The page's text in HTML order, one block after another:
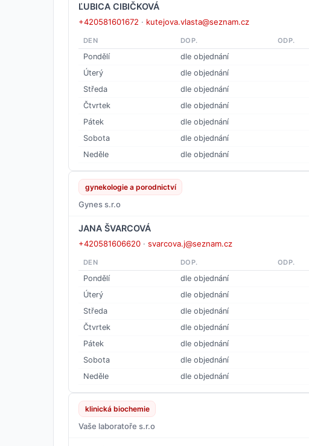
ĽUBICA CIBIČKOVÁ
+420581601672 · kutejova.vlasta@seznam.cz
DEN DOP. ODP.
Pondělí
dle objednání
Úterý
dle objednání
Středa
dle objednání
Čtvrtek
dle objednání
Pátek
dle objednání
Sobota
dle objednání
Neděle
dle objednání
gynekologie a porodnictví
Gynes s.r.o
JANA ŠVARCOVÁ
+420581606620 · svarcova.j@seznam.cz
DEN DOP. ODP.
Pondělí
dle objednání
Úterý
dle objednání
Středa
dle objednání
Čtvrtek
dle objednání
Pátek
dle objednání
Sobota
dle objednání
Neděle
dle objednání
klinická biochemie
Vaše laboratoře s.r.o